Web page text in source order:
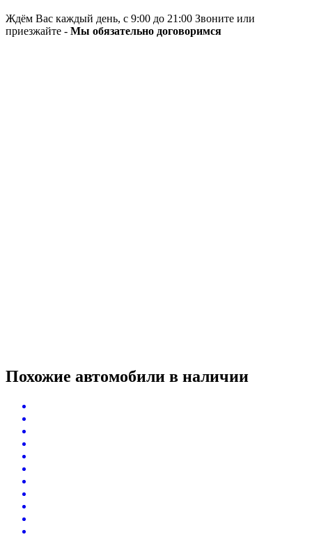
Ждём Вас каждый день, с 9:00 до 21:00 Звоните или
приезжайте - Мы обязательно договоримся
Похожие автомобили в наличии